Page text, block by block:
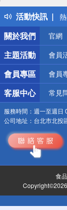
活動快訊
關於我們
官網
主題活動 會員
會員專區 會員
客服中心 常見
服務時間： 週一至週日
公司地址： 台北市北投
食